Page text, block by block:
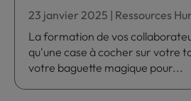
23 janvier 2025 | Ressources
La formation de vos
qu'une case à cocher sur votre
votre baguette magique pour...